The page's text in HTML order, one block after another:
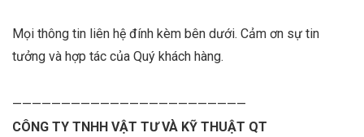
Mọi thông tin liên hệ đính kèm bên dưới. Cảm ơn sự tin
tưởng và hợp tác của Quý khách hàng.
————————————————————————
CÔNG TY TNHH VẬT TƯ VÀ KỸ THUẬT QT